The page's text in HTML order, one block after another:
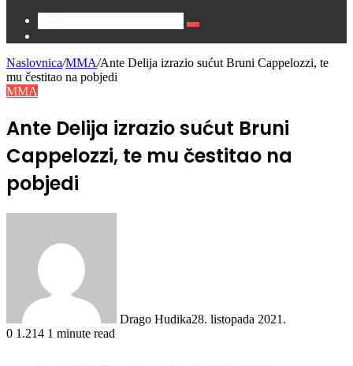
Traži
Naslovnica/MMA/Ante Delija izrazio sućut Bruni Cappelozzi, te
mu čestitao na pobjedi
MMA
Ante Delija izrazio sućut Bruni
Cappelozzi, te mu čestitao na
pobjedi
Drago Hudika28. listopada 2021.
0 1.214 1 minute read